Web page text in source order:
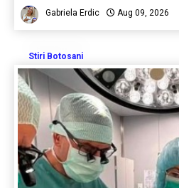
Gabriela Erdic Aug 09, 2026
Stiri Botosani